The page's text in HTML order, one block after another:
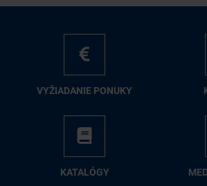
VY­ŽIA­DA­NIE PO­NU­KY
KA­TA­LÓ­GY